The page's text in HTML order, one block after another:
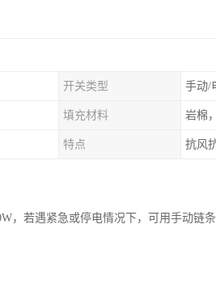
开关类型 手动/
填充材料 岩棉
特点 抗风
若遇紧急或停电情况下，可用手动链